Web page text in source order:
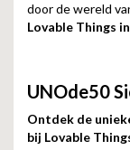
door de wereld
Lovable Things
UNOde50
Ontdek de
bij Lovable